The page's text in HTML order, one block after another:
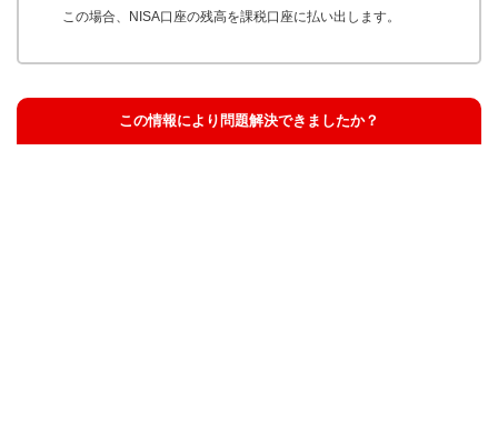
この場合、NISA口座の残高を課税口座に払い出します。
この情報により問題解決できましたか？